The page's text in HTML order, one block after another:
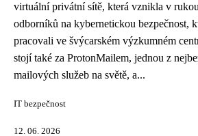
virtuální privátní sítě, která vznikla v
odborníků na kybernetickou bezpečnost,
pracovali ve švýcarském výzkumném
stojí také za ProtonMailem, jednou z
mailových služeb na světě, a...
IT bezpečnost
12. 06. 2026